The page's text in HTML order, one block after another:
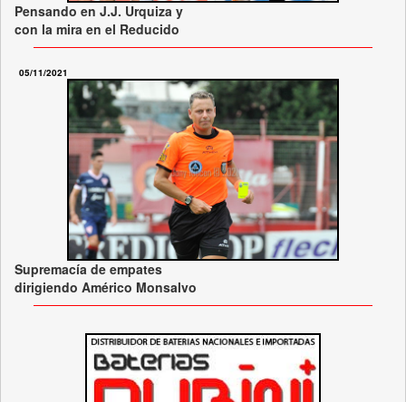
Pensando en J.J. Urquiza y
con la mira en el Reducido
05/11/2021
Supremacía de empates
dirigiendo Américo Monsalvo